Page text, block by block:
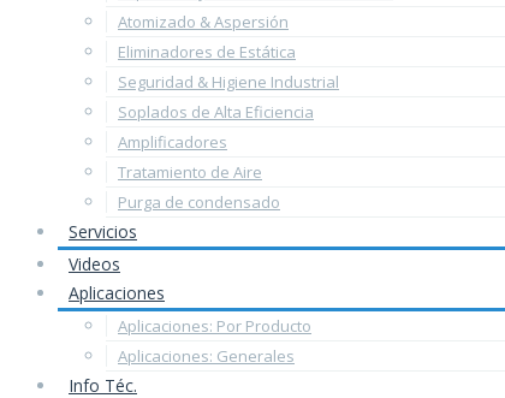
Atomizado & Aspersión
Eliminadores de Estática
Seguridad & Higiene Industrial
Soplados de Alta Eficiencia
Amplificadores
Tratamiento de Aire
Purga de condensado
Servicios
Videos
Aplicaciones
Aplicaciones: Por Producto
Aplicaciones: Generales
Info Téc.